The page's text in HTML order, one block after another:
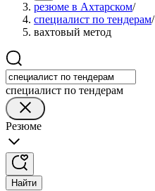
резюме в Ахтарском/
специалист по тендерам/
вахтовый метод
специалист по тендерам
Резюме
Найти